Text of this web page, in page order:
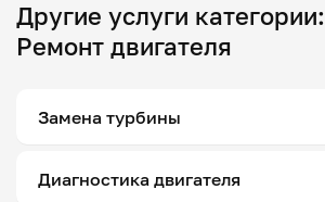
Другие услуги категории:
Ремонт двигателя
Замена турбины
Диагностика двигателя